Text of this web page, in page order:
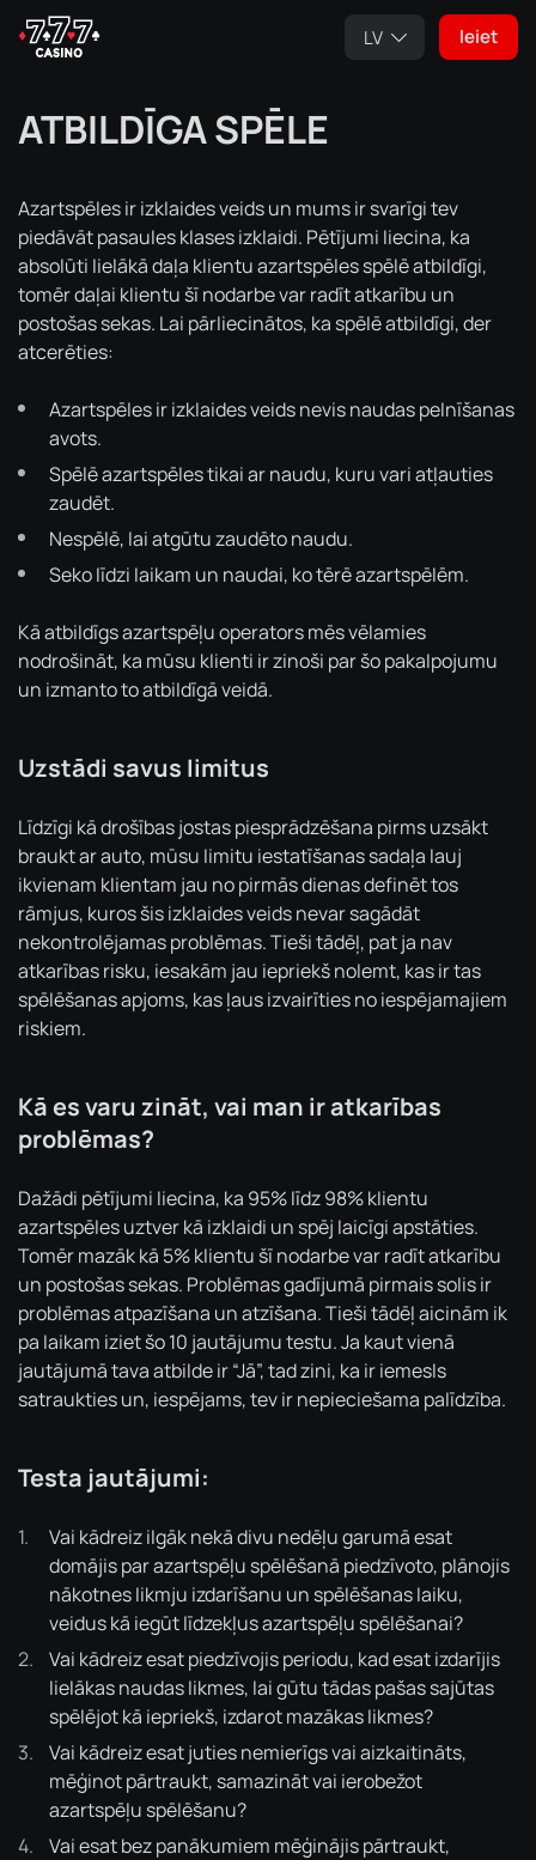
LV Ieiet
ATBILDĪGA SPĒLE
Azartspēles ir izklaides veids un mums ir svarīgi tev
piedāvāt pasaules klases izklaidi. Pētījumi liecina, ka
absolūti lielākā daļa klientu azartspēles spēlē atbildīgi,
tomēr daļai klientu šī nodarbe var radīt atkarību un
postošas sekas. Lai pārliecinātos, ka spēlē atbildīgi, der
atcerēties:
Azartspēles ir izklaides veids nevis naudas pelnīšanas
avots.
Spēlē azartspēles tikai ar naudu, kuru vari atļauties
zaudēt.
Nespēlē, lai atgūtu zaudēto naudu.
Seko līdzi laikam un naudai, ko tērē azartspēlēm.
Kā atbildīgs azartspēļu operators mēs vēlamies
nodrošināt, ka mūsu klienti ir zinoši par šo pakalpojumu
un izmanto to atbildīgā veidā.
Uzstādi savus limitus
Līdzīgi kā drošības jostas piesprādzēšana pirms uzsākt
braukt ar auto, mūsu limitu iestatīšanas sadaļa lauj
ikvienam klientam jau no pirmās dienas definēt tos
rāmjus, kuros šis izklaides veids nevar sagādāt
nekontrolējamas problēmas. Tieši tādēļ, pat ja nav
atkarības risku, iesakām jau iepriekš nolemt, kas ir tas
spēlēšanas apjoms, kas ļaus izvairīties no iespējamajiem
riskiem.
Kā es varu zināt, vai man ir atkarības
problēmas?
Dažādi pētījumi liecina, ka 95% līdz 98% klientu
azartspēles uztver kā izklaidi un spēj laicīgi apstāties.
Tomēr mazāk kā 5% klientu šī nodarbe var radīt atkarību
un postošas sekas. Problēmas gadījumā pirmais solis ir
problēmas atpazīšana un atzīšana. Tieši tādēļ aicinām ik
pa laikam iziet šo 10 jautājumu testu. Ja kaut vienā
jautājumā tava atbilde ir “Jā”, tad zini, ka ir iemesls
satraukties un, iespējams, tev ir nepieciešama palīdzība.
Testa jautājumi:
Vai kādreiz ilgāk nekā divu nedēļu garumā esat
domājis par azartspēļu spēlēšanā piedzīvoto, plānojis
nākotnes likmju izdarīšanu un spēlēšanas laiku,
veidus kā iegūt līdzekļus azartspēļu spēlēšanai?
Vai kādreiz esat piedzīvojis periodu, kad esat izdarījis
lielākas naudas likmes, lai gūtu tādas pašas sajūtas
spēlējot kā iepriekš, izdarot mazākas likmes?
Vai kādreiz esat juties nemierīgs vai aizkaitināts,
mēģinot pārtraukt, samazināt vai ierobežot
azartspēļu spēlēšanu?
Vai esat bez panākumiem mēģinājis pārtraukt,